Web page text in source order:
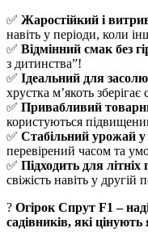
✅ Жаростійкий і
навіть у періоди, коли
✅ Відмінний смак без
з дитинства”!
✅ Ідеальний для
хрустка м’якоть зберігає
✅ Привабливий
користуються
✅ Стабільний урожай у
перевірений часом та
✅ Підходить для літніх
свіжість навіть у другій
? Огірок Спрут F1 –
садівників, які